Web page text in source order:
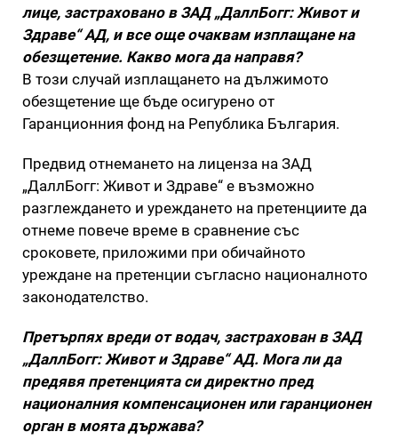
лице, застраховано в ЗАД „ДаллБогг: Живот и
Здраве“ АД, и все още очаквам изплащане на
обезщетение. Какво мога да направя?
В този случай изплащането на дължимото
обезщетение ще бъде осигурено от
Гаранционния фонд на Република България.
Предвид отнемането на лиценза на ЗАД
„ДаллБогг: Живот и Здраве“ е възможно
разглеждането и уреждането на претенциите да
отнеме повече време в сравнение със
сроковете, приложими при обичайното
уреждане на претенции съгласно националното
законодателство.
Претърпях вреди от водач, застрахован в ЗАД
„ДаллБогг: Живот и Здраве“ АД. Мога ли да
предявя претенцията си директно пред
националния компенсационен или гаранционен
орган в моята държава?